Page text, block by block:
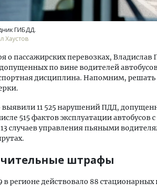
ГИБДД.
Хаустов
о пассажирских перевозках, Владислав
по вине водителей
дисциплина. Напомним,
выявили 11 525 нарушений ПДД,
515 фактов эксплуатации
случаев управления пьяными
штрафы
в регионе действовало 88